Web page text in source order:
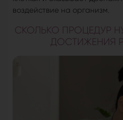
воздействие на организм.
СКОЛЬКО ПРОЦЕДУР
ДОСТИЖЕНИЯ